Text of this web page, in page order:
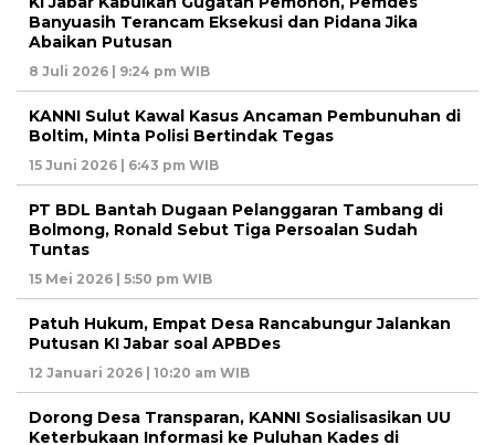
Banyuasih Terancam Eksekusi dan Pidana Jika
Abaikan Putusan
8 Juli 2026 | 9:24 pm WIB
KANNI Sulut Kawal Kasus Ancaman Pembunuhan di
Boltim, Minta Polisi Bertindak Tegas
15 Juni 2026 | 6:43 pm WIB
PT BDL Bantah Dugaan Pelanggaran Tambang di
Bolmong, Ronald Sebut Tiga Persoalan Sudah
Tuntas
15 Mei 2026 | 5:50 pm WIB
Patuh Hukum, Empat Desa Rancabungur Jalankan
Putusan KI Jabar soal APBDes
12 Januari 2026 | 10:20 am WIB
Dorong Desa Transparan, KANNI Sosialisasikan UU
Keterbukaan Informasi ke Puluhan Kades di